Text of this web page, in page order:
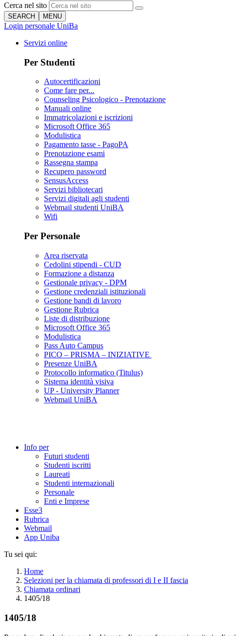
Cerca nel sito
SEARCH MENU
Login personale UniBa
Servizi online
Per Studenti
Autocertificazioni
Come fare per...
Counseling Psicologico - Prenotazione
Manuali online
Immatricolazioni e iscrizioni
Microsoft Office 365
Modulistica
Pagamento tasse - PagoPA
Prenotazione esami
Rassegna stampa
Recupero password
SensusAccess
Servizi bibliotecari
Servizi digitali agli studenti
Webmail studenti UniBA
Wifi
Per Personale
Area riservata
Cedolini stipendi - CUD
Formazione a distanza
Gestionale privacy - DPM
Gestione credenziali istituzionali
Gestione bandi di lavoro
Gestione Rubrica
Liste di distribuzione
Microsoft Office 365
Modulistica
Pass Auto Campus
PICO – PRISMA – INIZIATIVE
Presenze UniBA
Protocollo informatico (Titulus)
Sistema identità visiva
UP - University Planner
Webmail UniBA
Info per
Futuri studenti
Studenti iscritti
Laureati
Studenti internazionali
Personale
Enti e Imprese
Esse3
Rubrica
Webmail
App Uniba
Tu sei qui:
Home
Selezioni per la chiamata di professori di I e II fascia
Chiamata ordinari
1405/18
1405/18